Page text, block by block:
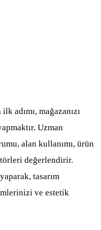
adımı, mağazanızı
Uzman
alan kullanımı, ürün
değerlendirir.
tasarım
ve estetik